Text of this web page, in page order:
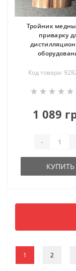
Тройник
приварку
Код товара:
1 089
-
КУПИТЬ
1 2